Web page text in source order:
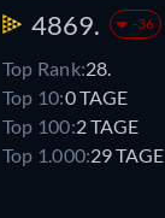
4869. -36
Top Rank:28.
Top 10:0 TAGE
Top 100:2 TAGE
Top 1.000:29 TAGE